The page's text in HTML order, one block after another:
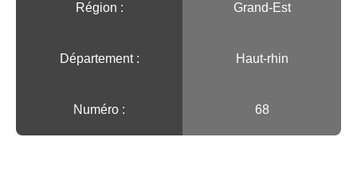
Région :️ Grand-Est
Département : Haut-rhin
Numéro : 68